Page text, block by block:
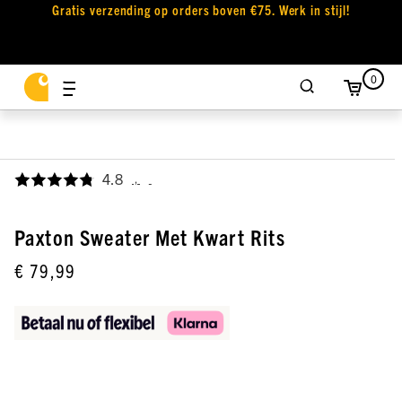
Gratis verzending op orders boven €75. Werk in stijl!
0
4.8 ,
Paxton Sweater Met Kwart Rits
€ 79,99